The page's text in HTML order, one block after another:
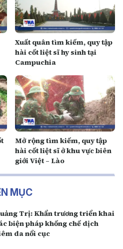
Xuất quân tìm kiếm, quy tập
hài cốt liệt sĩ hy sinh tại
Campuchia
Mở rộng tìm kiếm, quy tập
hài cốt liệt sĩ ở khu vực biên
giới Việt – Lào
MỤC
Trị: Khẩn trương triển khai
biện pháp khống chế dịch
da nổi cục